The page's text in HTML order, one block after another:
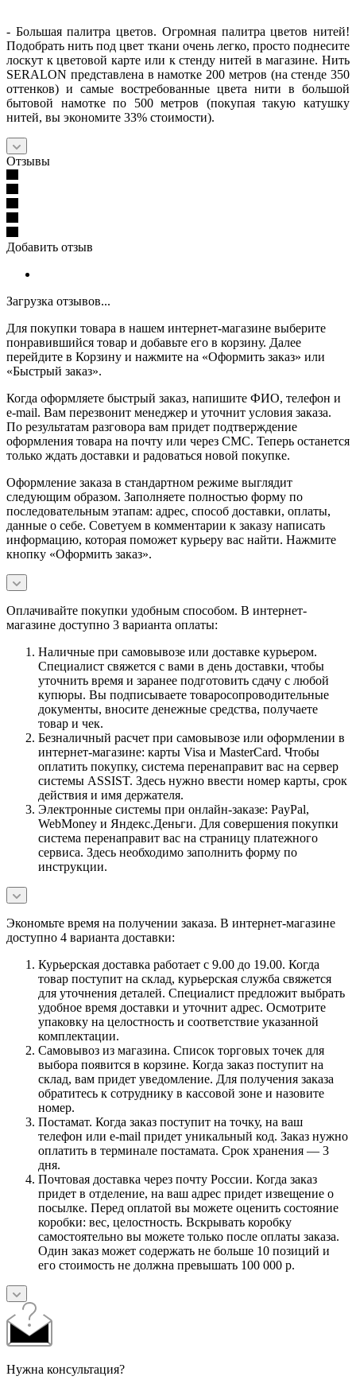
- Большая палитра цветов. Огромная палитра цветов нитей!
Подобрать нить под цвет ткани очень легко, просто поднесите
лоскут к цветовой карте или к стенду нитей в магазине. Нить
SERALON представлена в намотке 200 метров (на стенде 350
оттенков) и самые востребованные цвета нити в большой
бытовой намотке по 500 метров (покупая такую катушку
нитей, вы экономите 33% стоимости).
Отзывы
Добавить отзыв
Загрузка отзывов...
Для покупки товара в нашем интернет-магазине выберите
понравившийся товар и добавьте его в корзину. Далее
перейдите в Корзину и нажмите на «Оформить заказ» или
«Быстрый заказ».
Когда оформляете быстрый заказ, напишите ФИО, телефон и
e-mail. Вам перезвонит менеджер и уточнит условия заказа.
По результатам разговора вам придет подтверждение
оформления товара на почту или через СМС. Теперь останется
только ждать доставки и радоваться новой покупке.
Оформление заказа в стандартном режиме выглядит
следующим образом. Заполняете полностью форму по
последовательным этапам: адрес, способ доставки, оплаты,
данные о себе. Советуем в комментарии к заказу написать
информацию, которая поможет курьеру вас найти. Нажмите
кнопку «Оформить заказ».
Оплачивайте покупки удобным способом. В интернет-
магазине доступно 3 варианта оплаты:
Наличные при самовывозе или доставке курьером.
Специалист свяжется с вами в день доставки, чтобы
уточнить время и заранее подготовить сдачу с любой
купюры. Вы подписываете товаросопроводительные
документы, вносите денежные средства, получаете
товар и чек.
Безналичный расчет при самовывозе или оформлении в
интернет-магазине: карты Visa и MasterCard. Чтобы
оплатить покупку, система перенаправит вас на сервер
системы ASSIST. Здесь нужно ввести номер карты, срок
действия и имя держателя.
Электронные системы при онлайн-заказе: PayPal,
WebMoney и Яндекс.Деньги. Для совершения покупки
система перенаправит вас на страницу платежного
сервиса. Здесь необходимо заполнить форму по
инструкции.
Экономьте время на получении заказа. В интернет-магазине
доступно 4 варианта доставки:
Курьерская доставка работает с 9.00 до 19.00. Когда
товар поступит на склад, курьерская служба свяжется
для уточнения деталей. Специалист предложит выбрать
удобное время доставки и уточнит адрес. Осмотрите
упаковку на целостность и соответствие указанной
комплектации.
Самовывоз из магазина. Список торговых точек для
выбора появится в корзине. Когда заказ поступит на
склад, вам придет уведомление. Для получения заказа
обратитесь к сотруднику в кассовой зоне и назовите
номер.
Постамат. Когда заказ поступит на точку, на ваш
телефон или e-mail придет уникальный код. Заказ нужно
оплатить в терминале постамата. Срок хранения — 3
дня.
Почтовая доставка через почту России. Когда заказ
придет в отделение, на ваш адрес придет извещение о
посылке. Перед оплатой вы можете оценить состояние
коробки: вес, целостность. Вскрывать коробку
самостоятельно вы можете только после оплаты заказа.
Один заказ может содержать не больше 10 позиций и
его стоимость не должна превышать 100 000 р.
Нужна консультация?